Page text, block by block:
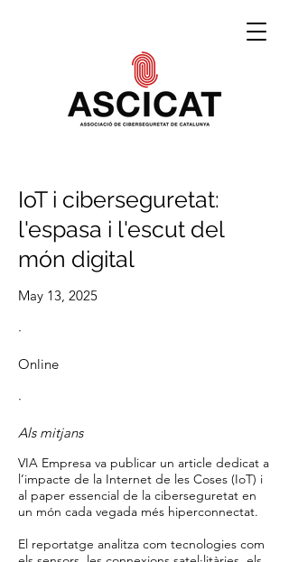
IoT i ciberseguretat:
l'espasa i l'escut del
món digital
May 13, 2025
·
Online
·
Als mitjans
VIA Empresa va publicar un article dedicat a
l’impacte de la Internet de les Coses (IoT) i
al paper essencial de la ciberseguretat en
un món cada vegada més hiperconnectat.
El reportatge analitza com tecnologies com